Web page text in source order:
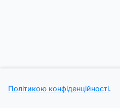
Головна Проєкти Кейси
Політикою конфіденційності.